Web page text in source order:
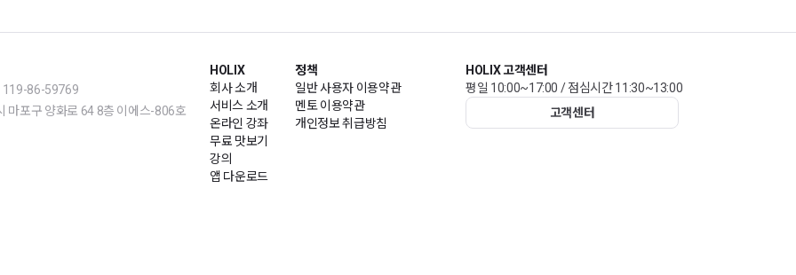
HOLIX
회사 소개
서비스 소개
온라인 강좌
무료 맛보기
강의
앱 다운로드
정책
일반 사용자 이용약관
멘토 이용약관
개인정보 취급방침
HOLIX 고객센터
평일 10:00~17:00 / 점심시간 11:30~13:00
고객센터
119-86-59769
마포구 양화로 64 8층 이에스-806호